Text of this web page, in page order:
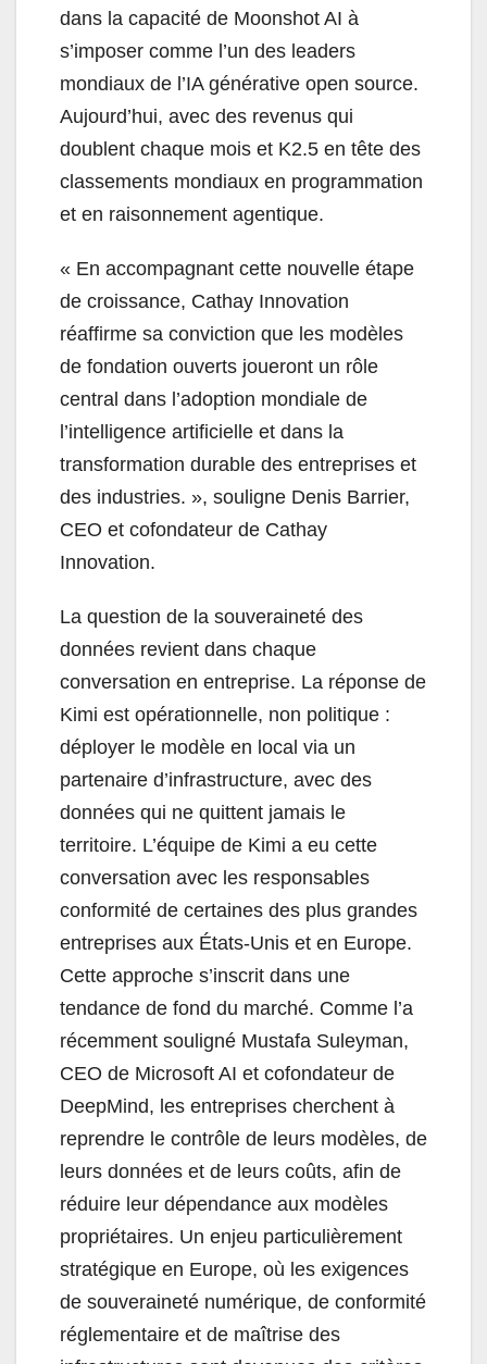
dans la capacité de Moonshot AI à
s’imposer comme l’un des leaders
mondiaux de l’IA générative open source.
Aujourd’hui, avec des revenus qui
doublent chaque mois et K2.5 en tête des
classements mondiaux en programmation
et en raisonnement agentique.
« En accompagnant cette nouvelle étape
de croissance, Cathay Innovation
réaffirme sa conviction que les modèles
de fondation ouverts joueront un rôle
central dans l’adoption mondiale de
l’intelligence artificielle et dans la
transformation durable des entreprises et
des industries. », souligne Denis Barrier,
CEO et cofondateur de Cathay
Innovation.
La question de la souveraineté des
données revient dans chaque
conversation en entreprise. La réponse de
Kimi est opérationnelle, non politique :
déployer le modèle en local via un
partenaire d’infrastructure, avec des
données qui ne quittent jamais le
territoire. L’équipe de Kimi a eu cette
conversation avec les responsables
conformité de certaines des plus grandes
entreprises aux États-Unis et en Europe.
Cette approche s’inscrit dans une
tendance de fond du marché. Comme l’a
récemment souligné Mustafa Suleyman,
CEO de Microsoft AI et cofondateur de
DeepMind, les entreprises cherchent à
reprendre le contrôle de leurs modèles, de
leurs données et de leurs coûts, afin de
réduire leur dépendance aux modèles
propriétaires. Un enjeu particulièrement
stratégique en Europe, où les exigences
de souveraineté numérique, de conformité
réglementaire et de maîtrise des